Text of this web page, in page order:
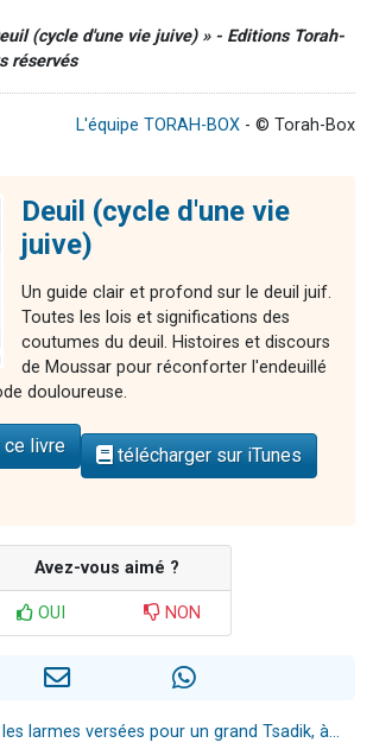
(cycle d'une vie juive) » - Editions Torah-
réservés
L'équipe TORAH-BOX - © Torah-Box
Deuil (cycle d'une vie
juive)
Un guide clair et profond sur le deuil juif.
Toutes les lois et significations des
coutumes du deuil. Histoires et discours
de Moussar pour réconforter l'endeuillé
douloureuse.
livre télécharger sur iTunes
Avez-vous aimé ?
OUI NON
larmes versées pour un grand Tsadik, à...